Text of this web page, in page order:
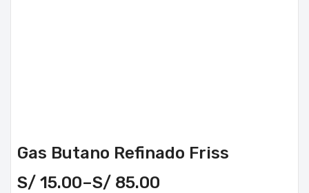
Gas Butano Refinado Friss
S/ 15.00–S/ 85.00